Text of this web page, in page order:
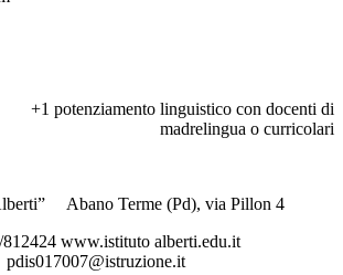
linguistico con docenti di
madrelingua o curricolari
Abano Terme (Pd), via Pillon 4
812424 www.istituto alberti.edu.it
pdis017007@istruzione.it